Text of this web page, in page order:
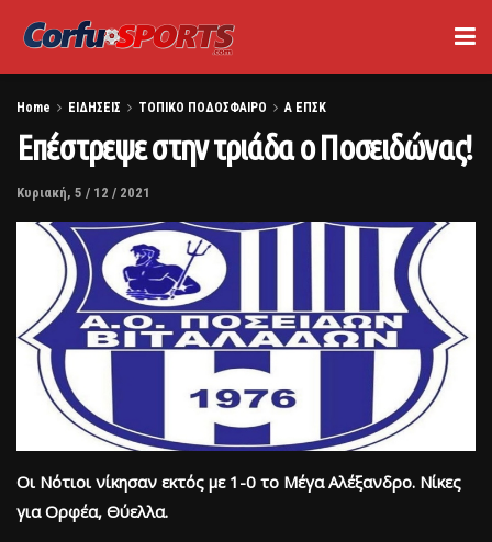
Home ΕΙΔΗΣΕΙΣ ΤΟΠΙΚΟ ΠΟΔΟΣΦΑΙΡΟ Α ΕΠΣΚ
Επέστρεψε στην τριάδα ο Ποσειδώνας!
Κυριακή, 5 / 12 / 2021
Οι Νότιοι νίκησαν εκτός με 1-0 το Μέγα Αλέξανδρο. Νίκες
για Ορφέα, Θύελλα.